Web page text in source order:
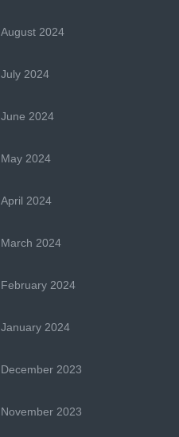
August 2024
July 2024
June 2024
May 2024
April 2024
March 2024
February 2024
January 2024
December 2023
November 2023